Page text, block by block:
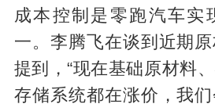
成本控制是零跑汽车实
一。李腾飞在谈到近期
提到，“现在基础原材料
存储系统都在涨价，我